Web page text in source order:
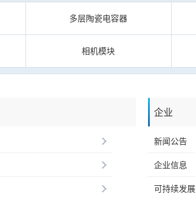
多层陶瓷电容器
相机模块
企业
新闻公告
企业信息
可持续发展